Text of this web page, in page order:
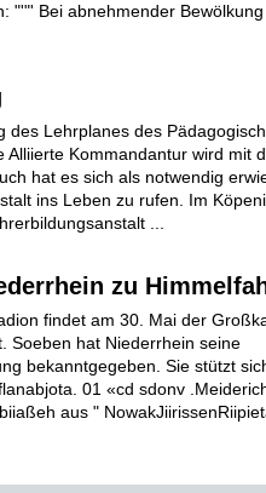
"'"' Bei abnehmender
des Lehrplanes des
Alliierte Kommandantur wird mit
hat es sich als notwendig
ins Leben zu rufen. Im
...
zu
findet am 30. Mai der
Soeben hat Niederrhein seine
bekanntgegeben. Sie stützt
01 «cd sdonv
aus "